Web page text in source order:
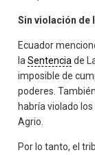
Sin violación de
Ecuador
laSentencia de
imposible de
poderes.
habría violado
Agrio.
Por lo tanto, el